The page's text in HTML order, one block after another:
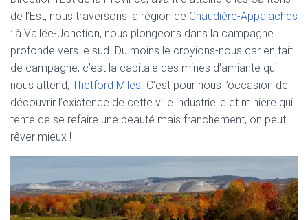
de l’Est, nous traversons la région de Chaudière-Appalaches
: à Vallée-Jonction, nous plongeons dans la campagne
profonde vers le sud. Du moins le croyions-nous car en fait
de campagne, c’est la capitale des mines d’amiante qui
nous attend, Thetford Miles. C’est pour nous l’occasion de
découvrir l’existence de cette ville industrielle et minière qui
tente de se refaire une beauté mais franchement, on peut
rêver mieux !